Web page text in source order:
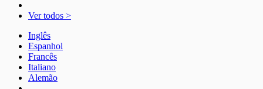
Ver todos >
Inglês
Espanhol
Francês
Italiano
Alemão